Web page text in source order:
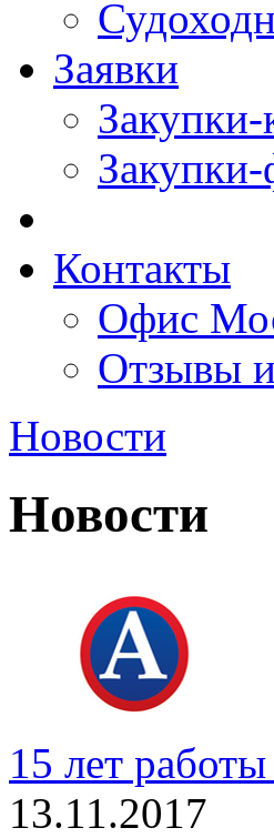
Заявки
Закупки-
Контакты
Офис
Отзывы
Новости
Новости
15 лет
13.11.2017